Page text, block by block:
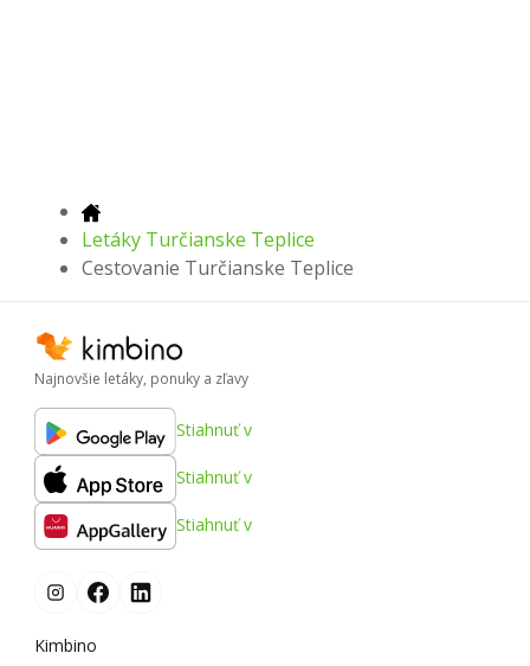
Letáky Turčianske Teplice
Cestovanie Turčianske Teplice
Najnovšie letáky, ponuky a zľavy
Stiahnuť v
Stiahnuť v
Stiahnuť v
Kimbino